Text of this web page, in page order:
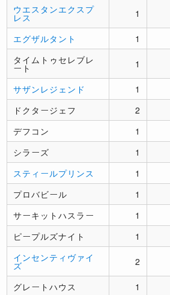
ウエスタンエクスプ
レス 1
エグザルタント 1
タイムトゥセレブレ
ート 1
サザンレジェンド 1
ドクタージェフ
2
デフコン
1
シラーズ
1
スティールプリンス
1
プロバビール
1
サーキットハスラー
1
ピープルズナイト
1
インセンティヴァイ
ズ 2
グレートハウス 1